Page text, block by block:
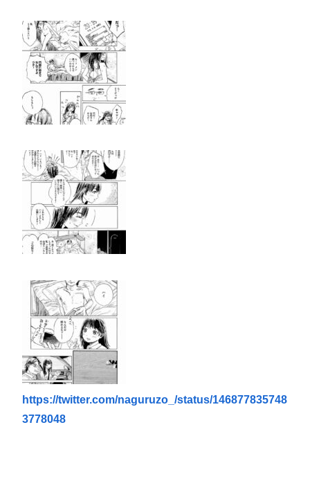
https://twitter.com/naguruzo_/status/146877835748
3778048